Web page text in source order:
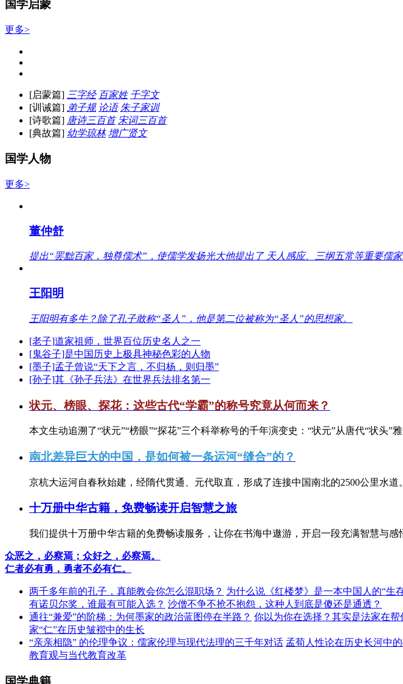
国学启蒙
更多>
[启蒙篇] 三字经 百家姓 千字文
[训诫篇] 弟子规 论语 朱子家训
[诗歌篇] 唐诗三百首 宋词三百首
[典故篇] 幼学琼林 增广贤文
国学人物
更多>
董仲舒
提出“罢黜百家，独尊儒术”，使儒学发扬光大他提出了 天人感应、三纲五常等重要儒
王阳明
王阳明有多牛？除了孔子敢称“圣人”，他是第二位被称为“圣人”的思想家。
[老子]道家祖师，世界百位历史名人之一
[鬼谷子]是中国历史上极具神秘色彩的人物
[墨子]孟子曾说“天下之言，不归杨，则归墨”
[孙子]其《孙子兵法》在世界兵法排名第一
状元、榜眼、探花：这些古代“学霸”的称号究竟从何而来？
本文生动追溯了“状元”“榜眼”“探花”三个科举称号的千年演变史：“状元”从唐代“状头”
南北差异巨大的中国，是如何被一条运河“缝合”的？
京杭大运河自春秋始建，经隋代贯通、元代取直，形成了连接中国南北的2500公里水道
十万册中华古籍，免费畅读开启智慧之旅
我们提供十万册中华古籍的免费畅读服务，让你在书海中遨游，开启一段充满智慧与感
众恶之，必察焉；众好之，必察焉。
仁者必有勇，勇者不必有仁。
两千多年前的孔子，真能教会你怎么混职场？ 为什么说《红楼梦》是一本中国人的“生
有诺贝尔奖，谁最有可能入选？ 沙僧不争不抢不抱怨，这种人到底是傻还是通透？
通往“兼爱”的阶梯：为何墨家的政治蓝图停在半路？ 你以为你在选择？其实是法家在帮
家“仁”在历史皱褶中的生长
“亲亲相隐” 的伦理争议：儒家伦理与现代法理的三千年对话 孟荀人性论在历史长河中
教育观与当代教育改革
国学典籍